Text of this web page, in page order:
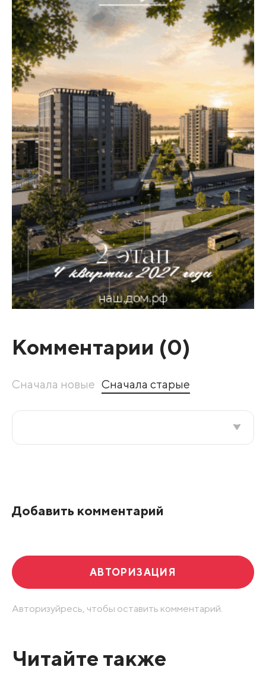
Комментарии (0)
Сначала новые Сначала старые
Добавить комментарий
АВТОРИЗАЦИЯ
Авторизуйресь, чтобы оставить комментарий.
Читайте также